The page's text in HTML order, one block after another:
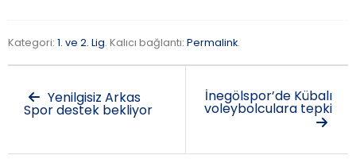
Kategori: 1. ve 2. Lig. Kalıcı bağlantı: Permalink.
Yenilgisiz Arkas
Spor destek bekliyor
İnegölspor’de Kübalı
voleybolculara tepki